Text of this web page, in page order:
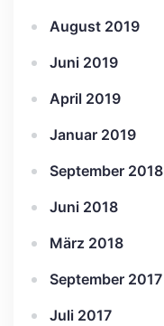
August 2019
Juni 2019
April 2019
Januar 2019
September 2018
Juni 2018
März 2018
September 2017
Juli 2017